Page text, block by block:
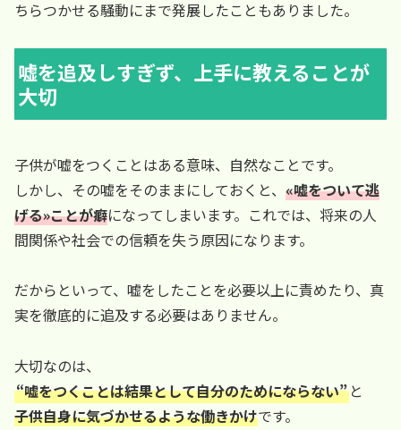
ちらつかせる騒動にまで発展したこともありました。
嘘を追及しすぎず、上手に教えることが
大切
子供が嘘をつくことはある意味、自然なことです。
しかし、その嘘をそのままにしておくと、 «嘘をついて逃
げる»ことが癖になってしまいます。これでは、将来の人
間関係や社会での信頼を失う原因になります。
だからといって、嘘をしたことを必要以上に責めたり、真
実を徹底的に追及する必要はありません。
大切なのは、
“嘘をつくことは結果として自分のためにならない” と
子供自身に気づかせるような働きかけです。